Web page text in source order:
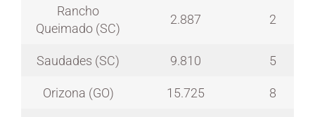
Rancho
Queimado (SC)
2.887 2
Saudades (SC) 9.810 5
Orizona (GO) 15.725 8